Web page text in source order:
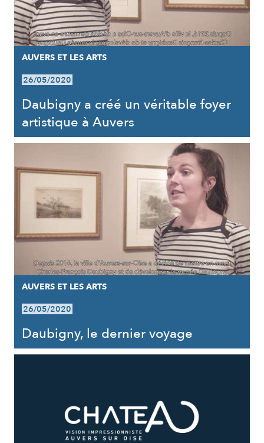
AUVERS ET LES ARTS
26/05/2020
Daubigny a créé un véritable foyer
artistique à Auvers
AUVERS ET LES ARTS
26/05/2020
Daubigny, le dernier voyage